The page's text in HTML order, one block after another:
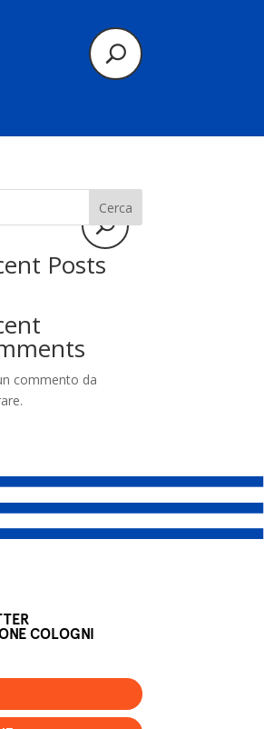
Cerca
Posts
commento da
COLOGNI